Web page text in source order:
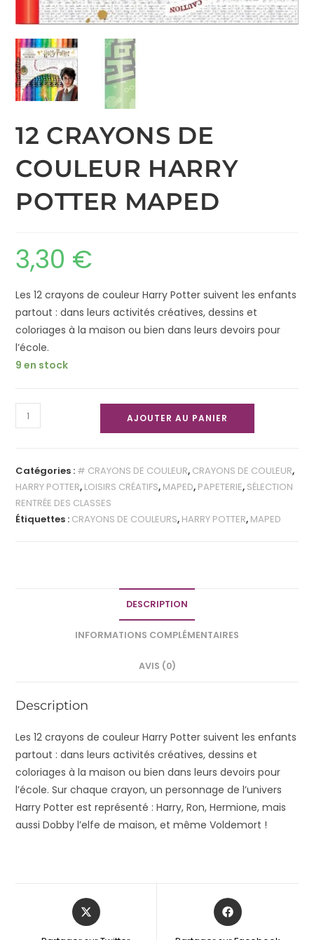
12 CRAYONS DE
COULEUR HARRY
POTTER MAPED
3,30 €
Les 12 crayons de couleur Harry Potter suivent les enfants
partout : dans leurs activités créatives, dessins et
coloriages à la maison ou bien dans leurs devoirs pour
l’école.
9 en stock
AJOUTER AU PANIER
Catégories : # CRAYONS DE COULEUR, CRAYONS DE COULEUR,
HARRY POTTER, LOISIRS CRÉATIFS, MAPED, PAPETERIE, SÉLECTION
RENTRÉE DES CLASSES
Étiquettes : CRAYONS DE COULEURS, HARRY POTTER, MAPED
DESCRIPTION
INFORMATIONS COMPLÉMENTAIRES
AVIS (0)
Description
Les 12 crayons de couleur Harry Potter suivent les enfants
partout : dans leurs activités créatives, dessins et
coloriages à la maison ou bien dans leurs devoirs pour
l’école. Sur chaque crayon, un personnage de l’univers
Harry Potter est représenté : Harry, Ron, Hermione, mais
aussi Dobby l’elfe de maison, et même Voldemort !